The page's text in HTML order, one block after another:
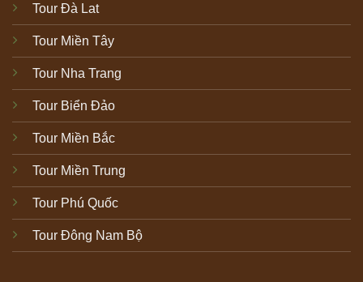
Tour Đà Lat
Tour Miền Tây
Tour Nha Trang
Tour Biển Đảo
Tour Miền Bắc
Tour Miền Trung
Tour Phú Quốc
Tour Đông Nam Bộ